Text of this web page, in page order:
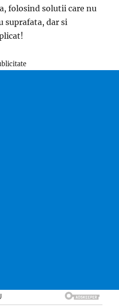
folosind solutii care nu
suprafata, dar si